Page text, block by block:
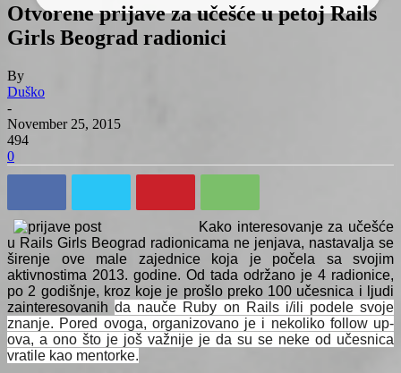
Otvorene prijave za učešće u petoj Rails
Girls Beograd radionici
By
Duško
-
November 25, 2015
494
0
Kako interesovanje za učešće
u Rails Girls Beograd radionicama ne jenjava, nastavalja se
širenje ove male zajednice koja je počela sa svojim
aktivnostima 2013. godine. Od tada održano je 4 radionice,
po 2 godišnje, kroz koje je prošlo preko 100 učesnica i ljudi
zainteresovanihda nauče Ruby on Rails i/ili podele svoje
znanje. Pored ovoga, organizovano je i nekoliko follow up-
ova, a ono što je još važnije je da su se neke od učesnica
vratile kao mentorke.